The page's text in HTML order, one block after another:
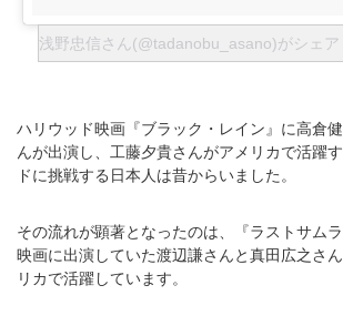
浅野忠信さん(@tadanobu_asano)がシェア
ハリウッド映画『ブラック・レイン』に高倉
んが出演し、工藤夕貴さんがアメリカで活躍
ドに挑戦する日本人は昔からいました。
その流れが顕著となったのは、『ラストサム
映画に出演していた渡辺謙さんと真田広之さ
リカで活躍しています。